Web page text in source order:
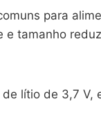
para
tamanho
lítio de 3,7 V,